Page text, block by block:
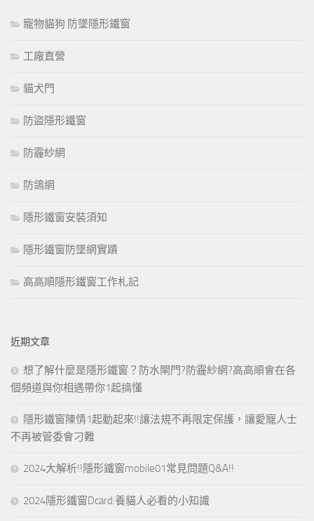
寵物貓狗 防墜隱形鐵窗
工廠直營
貓犬門
防盜隱形鐵窗
防霾紗網
防鴿網
隱形鐵窗安裝須知
隱形鐵窗防墜網實蹟
高高順隱形鐵窗工作札記
近期文章
想了解什麼是隱形鐵窗？防水閘門?防霾紗網?高高順會在各
個頻道與你相遇帶你1起搞懂
隱形鐵窗陳情1起動起來!!讓法規不再限定保護，讓愛寵人士
不再被管委會刁難
2024大解析!!隱形鐵窗mobile01常見問題Q&A!!
2024隱形鐵窗Dcard:養貓人必看的小知識